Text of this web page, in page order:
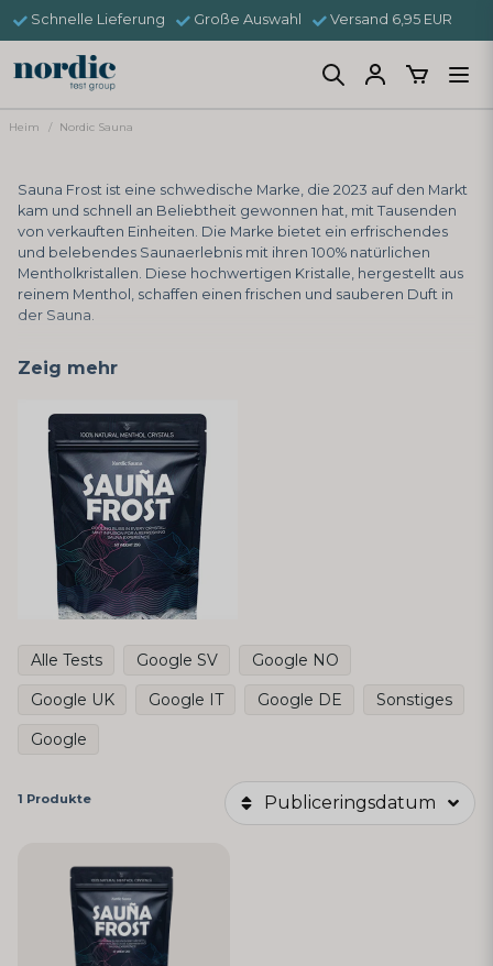
Schnelle Lieferung Große Auswahl Versand 6,95 EUR
Heim Nordic Sauna
Sauna Frost ist eine schwedische Marke, die 2023 auf den Markt
kam und schnell an Beliebtheit gewonnen hat, mit Tausenden
von verkauften Einheiten. Die Marke bietet ein erfrischendes
und belebendes Saunaerlebnis mit ihren 100% natürlichen
Mentholkristallen. Diese hochwertigen Kristalle, hergestellt aus
reinem Menthol, schaffen einen frischen und sauberen Duft in
der Sauna.
Durch das Hinzufügen einiger Kristalle in die Saunakelle wird ein
belebender Mentholduft freigesetzt, wenn das Wasser auf die
verbessert die entspannende Wirkung der Sauna. Die Produkte
von Sauna Frost sind perfekt, um deinem Saunagang eine
zusätzliche Dimension von Wohlbefinden und Reinigung zu
verleihen.
Zeig mehr
Alle Tests Google SV
Google NO
Google UK
Google IT Google DE
Sonstiges
Google
1 Produkte Publiceringsdatum